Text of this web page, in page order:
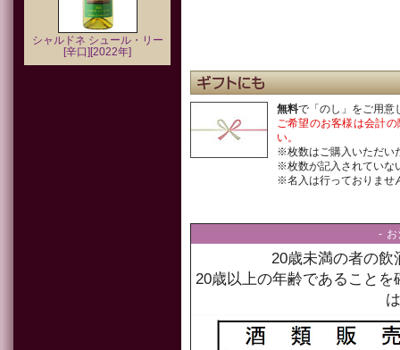
シャルドネ シュール・リー
[辛口][2022年]
無料で「のし」をご用意
ご希望のお客様は会計
い。
※枚数はご購入いただい
※枚数が記入されていな
※名入は行っておりませ
- お
20歳未満の者の飲
20歳以上の年齢であること